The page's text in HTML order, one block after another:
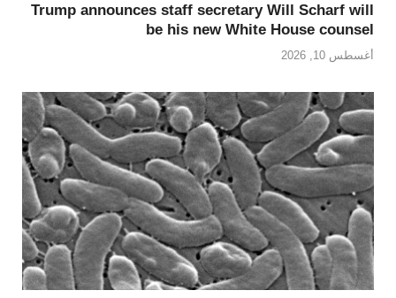
Trump announces staff secretary Will Scharf will
be his new White House counsel
أغسطس 10, 2026